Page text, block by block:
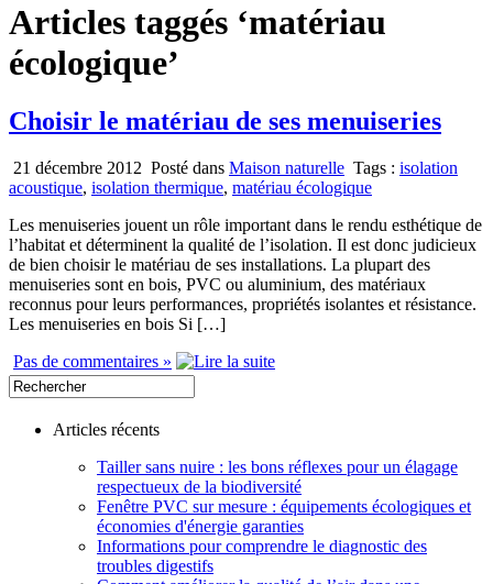
Articles taggés ‘matériau
écologique’
Choisir le matériau de ses menuiseries
21 décembre 2012 Posté dans Maison naturelle Tags : isolation
acoustique, isolation thermique, matériau écologique
Les menuiseries jouent un rôle important dans le rendu esthétique de
l’habitat et déterminent la qualité de l’isolation. Il est donc judicieux
de bien choisir le matériau de ses installations. La plupart des
menuiseries sont en bois, PVC ou aluminium, des matériaux
reconnus pour leurs performances, propriétés isolantes et résistance.
Les menuiseries en bois Si […]
Pas de commentaires »
Articles récents
Tailler sans nuire : les bons réflexes pour un élagage
respectueux de la biodiversité
Fenêtre PVC sur mesure : équipements écologiques et
économies d'énergie garanties
Informations pour comprendre le diagnostic des
troubles digestifs